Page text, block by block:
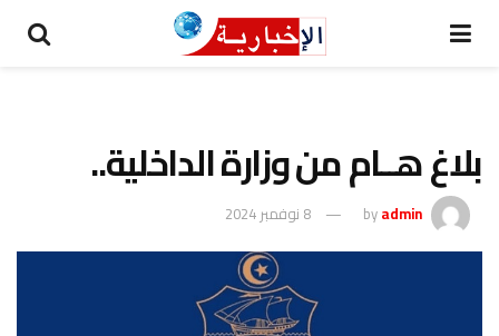
بلاغ هــام من وزارة الداخلية..
byadmin 8 نوفمبر 2024